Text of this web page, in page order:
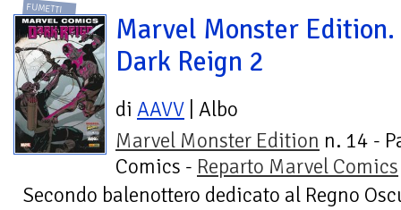
FUMETTI
Marvel Monster Edition.
Dark Reign 2
di AAVV | Albo
Marvel Monster Edition n. 14 -
Comics - Reparto Marvel Comics
Secondo balenottero dedicato al Regno